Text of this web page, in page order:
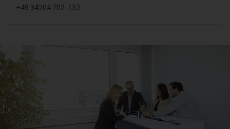
+49 34204 702-132